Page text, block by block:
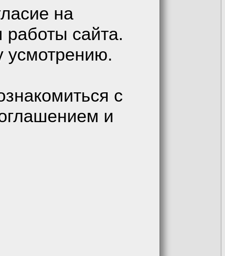
на
сайта.
усмотрению.
с
и